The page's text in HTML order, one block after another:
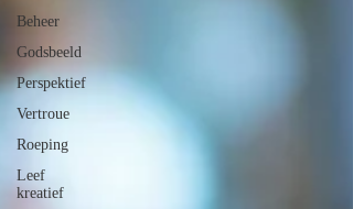
Beheer
Godsbeeld
Perspektief
Vertroue
Roeping
Leef
kreatief